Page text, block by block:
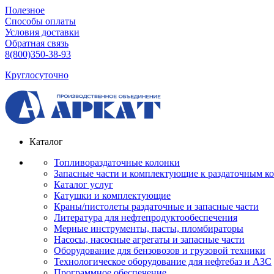
Полезное
Способы оплаты
Условия доставки
Обратная связь
8(800)350-38-93
Круглосуточно
Каталог
Топливораздаточные колонки
Запасные части и комплектующие к раздаточным
Каталог услуг
Катушки и комплектующие
Краны/пистолеты раздаточные и запасные части
Литература для нефтепродуктообеспечения
Мерные инструменты, пасты, пломбираторы
Насосы, насосные агрегаты и запасные части
Оборудование для бензовозов и грузовой техники
Технологическое оборудование для нефтебаз и АЗС